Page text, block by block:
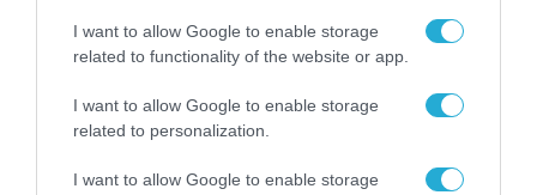
I want to allow Google to enable storage
related to functionality of the website or app.
I want to allow Google to enable storage
related to personalization.
I want to allow Google to enable storage
08.08.2026 | 09:02
«Η απόλυτη τραγωδία»: Η «αιχμηρή» ανάρτηση